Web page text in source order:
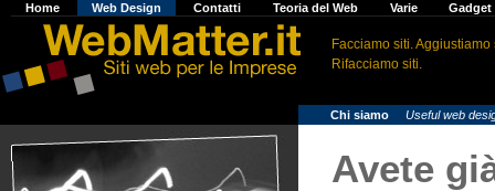
Home Web Design Contatti Teoria del Web Varie Gadget
Facciamo siti. Aggiustiamo
Rifacciamo siti.
Chi siamo Useful web
Avete